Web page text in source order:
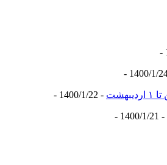
- 1400/1/22 -
- 1400/1/21 -